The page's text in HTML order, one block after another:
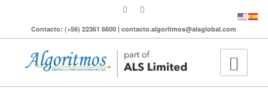
Contacto: (+56) 22361 6600 | contacto.algoritmos@alsglobal.com